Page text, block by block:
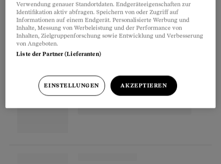
Lebensmittelampel erreicht und sich damit
erfolgreich im gesundheitsgefährdenden
Bereich bewegt.
Verwendung genauer Standortdaten. Endgeräteeigenschaften zur
Identifikation aktiv abfragen. Speichern von oder Zugriff auf
Informationen auf einem Endgerät. Personalisierte Werbung und
Inhalte, Messung von Werbeleistung und der Performance von
Inhalten, Zielgruppenforschung sowie Entwicklung und Verbesserung
von Angeboten.
Liste der Partner (Lieferanten)
EINSTELLUNGEN AKZEPTIEREN